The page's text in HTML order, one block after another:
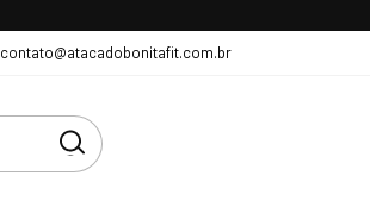
contato@atacadobonitafit.com.br